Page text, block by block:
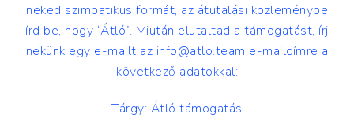
neked szimpatikus formát, az átutalási közleménybe
írd be, hogy “Átló”. Miután elutaltad a támogatást, írj
nekünk egy e-mailt az info@atlo.team e-mailcímre a
következő adatokkal:
Tárgy: Átló támogatás